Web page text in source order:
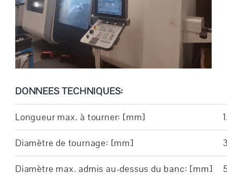
DONNEES TECHNIQUES:
Longueur max. à tourner: [mm]
Diamètre de tournage: [mm]
Diamètre max. admis au-dessus du banc: [mm]